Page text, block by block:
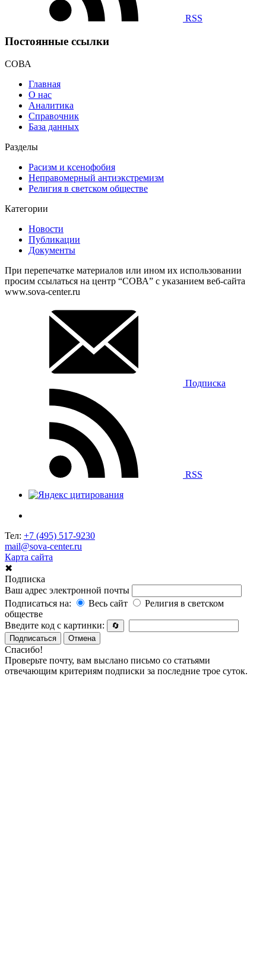
RSS
Постоянные ссылки
СОВА
Главная
О нас
Аналитика
Справочник
База данных
Разделы
Расизм и ксенофобия
Неправомерный антиэкстремизм
Религия в светском обществе
Категории
Новости
Публикации
Документы
При перепечатке материалов или ином их использовании
просим ссылаться на центр “СОВА” с указанием веб-сайта
www.sova-center.ru
Подписка
RSS
Тел: +7 (495) 517-9230
mail@sova-center.ru
Карта сайта
✖
Подписка
Ваш адрес электронной почты
Подписаться на:
Весь сайт
Религия в светском
обществе
Введите код с картинки:
🔄
Подписаться
Отмена
Спасибо!
Проверьте почту, вам выслано письмо со статьями
отвечающим критериям подписки за последние трое суток.